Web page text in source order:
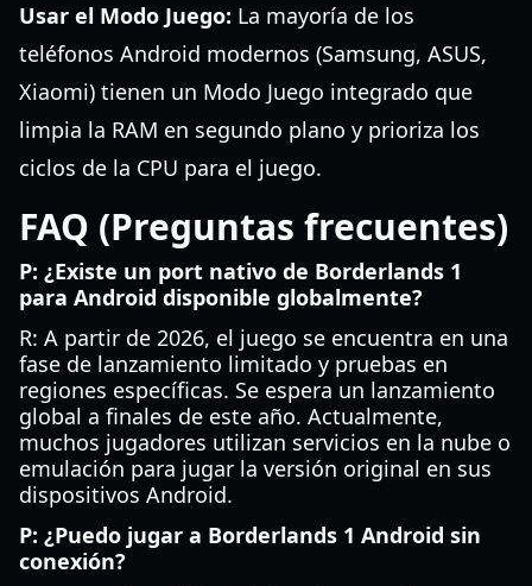
Usar el Modo Juego: La mayoría de los
teléfonos Android modernos (Samsung, ASUS,
Xiaomi) tienen un Modo Juego integrado que
limpia la RAM en segundo plano y prioriza los
ciclos de la CPU para el juego.
FAQ (Preguntas frecuentes)
P: ¿Existe un port nativo de Borderlands 1
para Android disponible globalmente?
R: A partir de 2026, el juego se encuentra en una
fase de lanzamiento limitado y pruebas en
regiones específicas. Se espera un lanzamiento
global a finales de este año. Actualmente,
muchos jugadores utilizan servicios en la nube o
emulación para jugar la versión original en sus
dispositivos Android.
P: ¿Puedo jugar a Borderlands 1 Android sin
conexión?